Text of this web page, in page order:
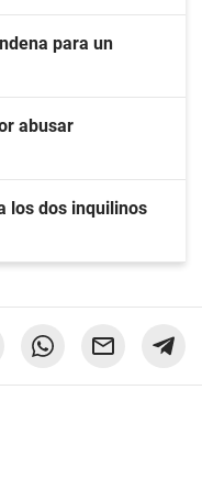
para un
abusar
los dos inquilinos